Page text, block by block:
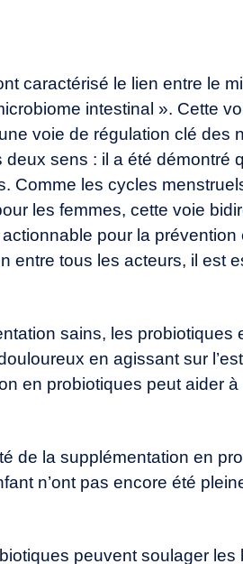
caractérisé le lien entre le
intestinal ». Cette
voie de régulation clé des
sens : il a été démontré
Comme les cycles
les femmes, cette voie
pour la prévention
entre tous les acteurs, il est
sains, les
en agissant sur
en probiotiques peut aider
de la supplémentation en
n’ont pas encore été
peuvent soulager